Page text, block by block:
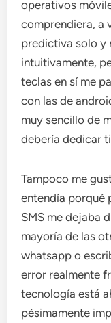
operativos
comprendiera, a
predictiva solo y
intuitivamente,
teclas en sí me
con las de
muy sencillo de
debería dedicar
Tampoco me
entendía porqué
SMS me dejaba
mayoría de las
whatsapp o
error realmente
tecnología está
pésimamente